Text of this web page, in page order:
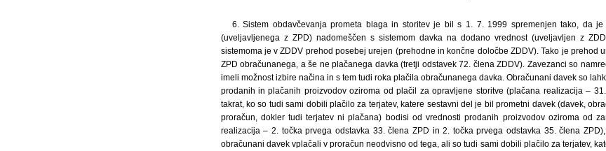
6. Sistem obdavčevanja prometa blaga in storitev je bil s 1. 7. 1999 spremenjen tako, da je
(uveljavljenega z ZPD) nadomeščen s sistemom davka na dodano vrednost (uveljavljen z
sistemoma je v ZDDV prehod posebej urejen (prehodne in končne določbe ZDDV). Tako je prehod
ZPD obračunanega, a še ne plačanega davka (tretji odstavek 72. člena ZDDV). Zavezanci so
imeli možnost izbire načina in s tem tudi roka plačila obračunanega davka. Obračunani davek so
prodanih in plačanih proizvodov oziroma od plačil za opravljene storitve (plačana realizacija –
takrat, ko so tudi sami dobili plačilo za terjatev, katere sestavni del je bil prometni davek (davek,
proračun, dokler tudi terjatev ni plačana) bodisi od vrednosti prodanih proizvodov oziroma od
realizacija – 2. točka prvega odstavka 33. člena ZPD in 2. točka prvega odstavka 35. člena
obračunani davek vplačali v proračun neodvisno od tega, ali so tudi sami dobili plačilo za terjatev,